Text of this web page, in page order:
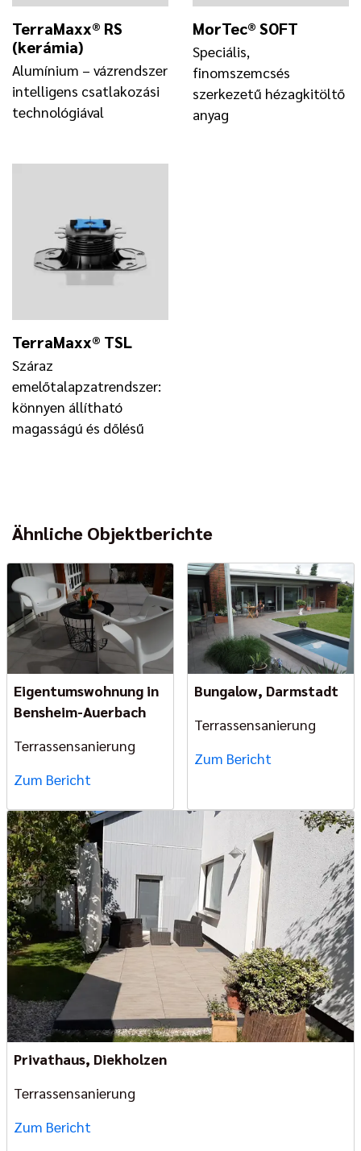
TerraMaxx® RS
(kerámia)
Alumínium – vázrendszer
intelligens csatlakozási
technológiával
MorTec® SOFT
Speciális,
finomszemcsés
szerkezetű hézagkitöltő
anyag
TerraMaxx® TSL
Száraz
emelőtalapzatrendszer:
könnyen állítható
magasságú és dőlésű
Ähnliche Objektberichte
Eigentumswohnung in
Bensheim-Auerbach
Terrassensanierung
Zum Bericht
Bungalow, Darmstadt
Terrassensanierung
Zum Bericht
Privathaus, Diekholzen
Terrassensanierung
Zum Bericht